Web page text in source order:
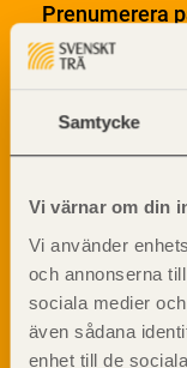
Samtycke
Vi värnar om din
Vi använder
och annonserna
sociala medier
även sådana
enhet till de
Prenumerera